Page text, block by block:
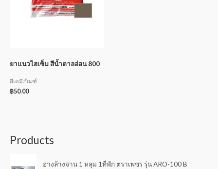
ยาแนวไฮเซ็ม สีน้ำตาลอ่อน 800
สีเคมีภัณฑ์
฿50.00
Products
อ่างล้างจาน 1 หลุม 1ที่พัก ตราเพชร รุ่น ARO-100 B